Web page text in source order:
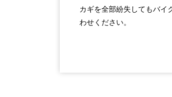
カギを全部紛失してもバイ
わせください。